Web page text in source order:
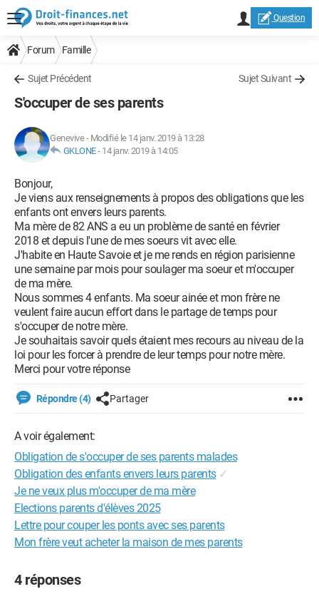
Question
Forum Famille
Sujet Précédent Sujet Suivant
S'occuper de ses parents
Genevive- Modifié le 14 janv. 2019 à 13:28
GKLONE- 14 janv. 2019 à 14:05
Bonjour,
Je viens aux renseignements à propos des obligations que les
enfants ont envers leurs parents.
Ma mère de 82 ANS a eu un problème de santé en février
2018 et depuis l'une de mes soeurs vit avec elle.
J'habite en Haute Savoie et je me rends en région parisienne
une semaine par mois pour soulager ma soeur et m'occuper
de ma mère.
Nous sommes 4 enfants. Ma soeur ainée et mon frère ne
veulent faire aucun effort dans le partage de temps pour
s'occuper de notre mère.
Je souhaitais savoir quels étaient mes recours au niveau de la
loi pour les forcer à prendre de leur temps pour notre mère.
Merci pour votre réponse
Répondre (4) Partager
A voir également:
Obligation de s'occuper de ses parents malades
Obligation des enfants envers leurs parents ✓
Je ne veux plus m'occuper de ma mère
Elections parents d'élèves 2025
Lettre pour couper les ponts avec ses parents
Mon frère veut acheter la maison de mes parents
4 réponses